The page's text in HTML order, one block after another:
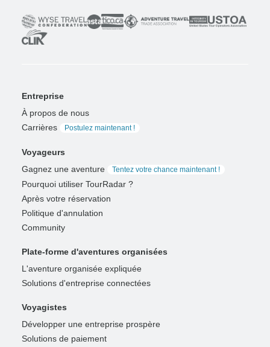
Entreprise
À propos de nous
Carrières
Postulez maintenant !
Voyageurs
Gagnez une aventure
Tentez votre chance maintenant !
Pourquoi utiliser TourRadar ?
Après votre réservation
Politique d'annulation
Community
Plate-forme d'aventures organisées
L'aventure organisée expliquée
Solutions d'entreprise connectées
Voyagistes
Développer une entreprise prospère
Solutions de paiement